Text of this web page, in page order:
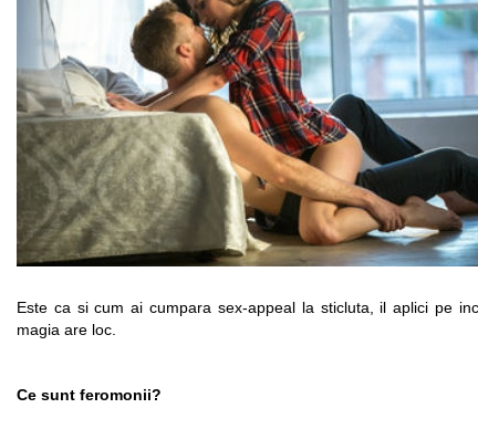
Este ca si cum ai cumpara sex-appeal la sticluta, il aplici pe
magia are loc.
Ce sunt feromonii?